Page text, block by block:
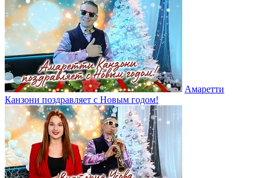
Амаретти
Канзони поздравляет с Новым годом!